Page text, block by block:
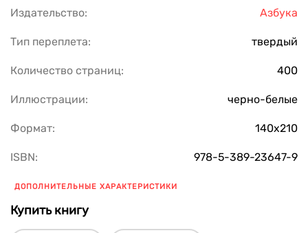
Издательство: Азбука
Тип переплета: твердый
Количество страниц: 400
Иллюстрации: черно-белые
Формат: 140х210
ISBN: 978-5-389-23647-9
ДОПОЛНИТЕЛЬНЫЕ ХАРАКТЕРИСТИКИ
Купить книгу